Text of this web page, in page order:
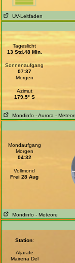
UV-Leitfaden
Tageslicht
13 Std.48 Min.
Sonnenaufgang
07:37
Morgen
Azimut
179.5° S
Mondinfo - Aurora -
Mondaufgang
Morgen
04:32
Vollmond
Frei 28 Aug
Mondinfo - Meteore
Station:
Aljarafe
Mairena Del